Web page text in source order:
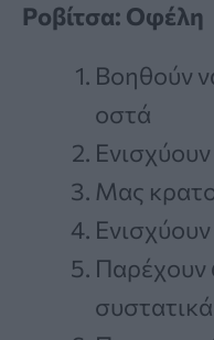
Ροβίτσα: Οφέλη
Βοηθούν
οστά
Μας
Παρέχουν
συστατικά